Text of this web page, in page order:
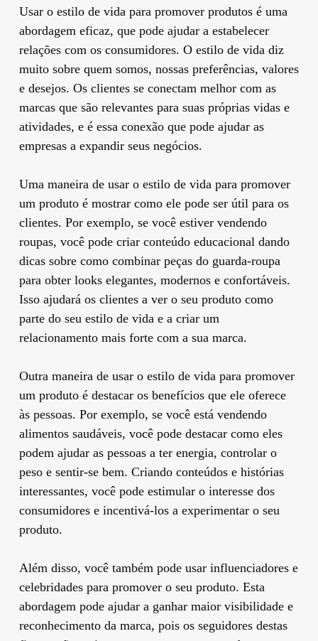
Usar o estilo de vida para promover produtos é uma
abordagem eficaz, que pode ajudar a estabelecer
relações com os consumidores. O estilo de vida diz
muito sobre quem somos, nossas preferências, valores
e desejos. Os clientes se conectam melhor com as
marcas que são relevantes para suas próprias vidas e
atividades, e é essa conexão que pode ajudar as
empresas a expandir seus negócios.
Uma maneira de usar o estilo de vida para promover
um produto é mostrar como ele pode ser útil para os
clientes. Por exemplo, se você estiver vendendo
roupas, você pode criar conteúdo educacional dando
dicas sobre como combinar peças do guarda-roupa
para obter looks elegantes, modernos e confortáveis.
Isso ajudará os clientes a ver o seu produto como
parte do seu estilo de vida e a criar um
relacionamento mais forte com a sua marca.
Outra maneira de usar o estilo de vida para promover
um produto é destacar os benefícios que ele oferece
às pessoas. Por exemplo, se você está vendendo
alimentos saudáveis, você pode destacar como eles
podem ajudar as pessoas a ter energia, controlar o
peso e sentir-se bem. Criando conteúdos e histórias
interessantes, você pode estimular o interesse dos
consumidores e incentivá-los a experimentar o seu
produto.
Além disso, você também pode usar influenciadores e
celebridades para promover o seu produto. Esta
abordagem pode ajudar a ganhar maior visibilidade e
reconhecimento da marca, pois os seguidores destas